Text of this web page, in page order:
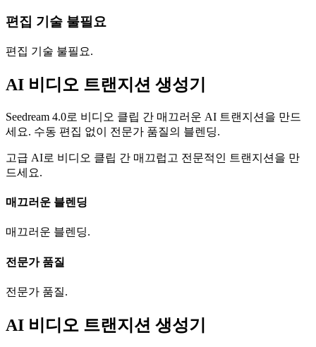
편집 기술 불필요
편집 기술 불필요.
AI 비디오 트랜지션 생성기
Seedream 4.0로 비디오 클립 간 매끄러운 AI 트랜지션을 만드
세요. 수동 편집 없이 전문가 품질의 블렌딩.
고급 AI로 비디오 클립 간 매끄럽고 전문적인 트랜지션을 만
드세요.
매끄러운 블렌딩
매끄러운 블렌딩.
전문가 품질
전문가 품질.
AI 비디오 트랜지션 생성기